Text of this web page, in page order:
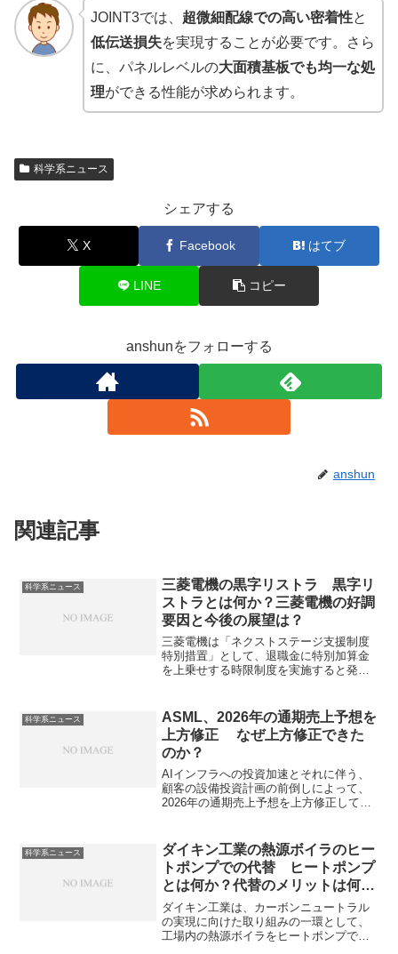
JOINT3では、 超微細配線での高い密着性と
低伝送損失を実現することが必要です。さら
に、パネルレベルの大面積基板でも均一な処
理ができる性能が求められます。
科学系ニュース
シェアする
X Facebook はてブ
LINE コピー
anshunをフォローする
anshun
関連記事
科学系ニュース
三菱電機の黒字リストラ 黒字リ
ストラとは何か？三菱電機の好調
要因と今後の展望は？
三菱電機は「ネクストステージ支援制度
特別措置」として、退職金に特別加算金
を上乗せする時限制度を実施すると発表
ラ」として注目されています。黒字リス
トラを行う理由や三菱電機の展望を知る
ことができます。
科学系ニュース
ASML、2026年の通期売上予想を
上方修正 なぜ上方修正できた
のか？
AIインフラへの投資加速とそれに伴う、
顧客の設備投資計画の前倒しによって、
2026年の通期売上予想を上方修正してい
科学系ニュース
ダイキン工業の熱源ボイラのヒー
トポンプでの代替 ヒートポンプ
とは何か？代替のメリットは何
か？
ダイキン工業は、カーボンニュートラル
の実現に向けた取り組みの一環として、
工場内の熱源ボイラをヒートポンプで代